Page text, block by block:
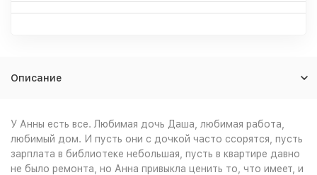
Описание
У Анны есть все. Любимая дочь Даша, любимая работа,
любимый дом. И пусть они с дочкой часто ссорятся, пусть
зарплата в библиотеке небольшая, пусть в квартире давно
не было ремонта, но Анна привыкла ценить то, что имеет, и